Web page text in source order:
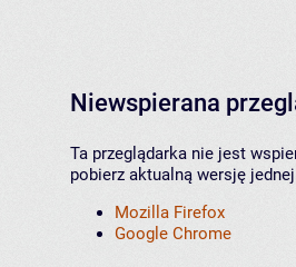
Niewspierana
Ta przeglądarka nie jest
pobierz aktualną wersję
Mozilla Firefox
Google Chrome